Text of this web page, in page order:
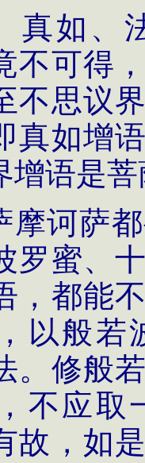
真如、
不可得
不思议
真如增
增语是
摩诃萨
罗蜜、
，都能
以般若
。修般
不应取
故，如